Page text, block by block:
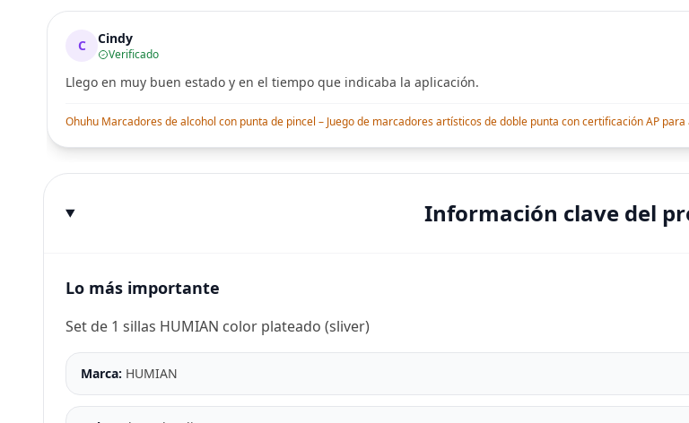
C Cindy
Verificado
Llego en muy buen estado y en el tiempo que indicaba la aplicación.
Ohuhu Marcadores de alcohol con punta de pincel – Juego de marcadores artísticos de doble punta con certificación AP
Información clave del
Lo más importante
Set de 1 sillas HUMIAN color plateado (sliver)
Marca: HUMIAN